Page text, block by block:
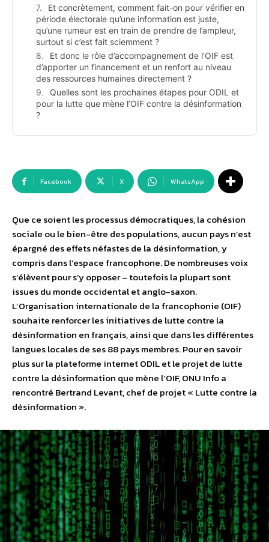
Et concrètement, comment fait-on pour vérifier en
période électorale qu’une information est juste,
qu’une rumeur est en train de prendre de l’ampleur,
surtout si c’est fait sciemment ?
Et donc le rôle d’accompagnement de l’OIF est
d’apporter un financement et un renfort au niveau
des ressources humaines directement ?
Quelles sont les prochaines étapes pour ODIL et
pour la lutte que mène l’OIF contre la désinformation
?
Facebook X WhatsApp
Que ce soient les processus démocratiques, la cohésion
sociale ou le bien-être des populations, aucun pays n’est
épargné des effets néfastes de la désinformation, y
compris dans l’espace francophone. De nombreuses voix
s’élèvent pour s’y opposer – toutefois la plupart sont
issues du monde occidental et anglo-saxon.
L’Organisation internationale de la francophonie (OIF)
souhaite renforcer les initiatives de lutte contre la
désinformation en français, ainsi que dans les différentes
langues locales de ses 88 pays membres. Pour en savoir
plus sur la plateforme internet ODIL et le projet de lutte
contre la désinformation que mène l’OIF, ONU Info a
rencontré Bertrand Levant, chef de projet « Lutte contre la
désinformation ».